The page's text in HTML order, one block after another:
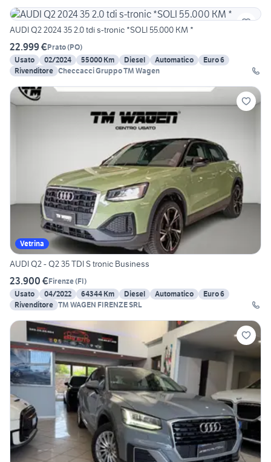
AUDI Q2 2024 35 2.0 tdi s-tronic *SOLI 55.000 KM *
22.999 €Prato(PO)
Usato
02/2024 55000 Km Diesel Automatico
Euro 6
Rivenditore Checcacci Gruppo TM Wagen
Vetrina
AUDI Q2 - Q2 35 TDI S tronic Business
23.900 €Firenze(FI)
Usato
04/2022 64344 Km Diesel Automatico
Euro 6
Rivenditore TM WAGEN FIRENZE SRL